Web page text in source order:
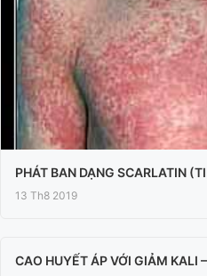
PHÁT BAN DẠNG SCARLATIN
13 Th8 2019
CAO HUYẾT ÁP VỚI GIẢM KALI